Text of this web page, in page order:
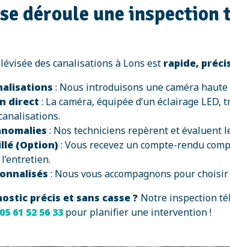
déroule une inspection
des canalisations à Lons est rapide,
: Nous introduisons une caméra
direct : La caméra, équipée d’un éclairage
: Nos techniciens repèrent et évaluent
(Option) : Vous recevez un compte-rendu
: Nous vous accompagnons pour
précis et sans casse ? Notre inspection
05 61 52 56 33 pour planifier une intervention !